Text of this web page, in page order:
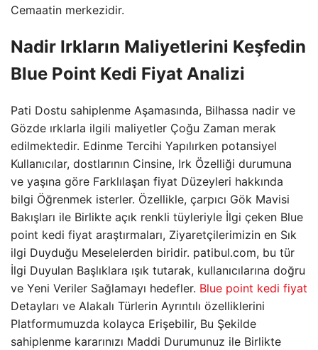
Cemaatin merkezidir.
Nadir Irkların Maliyetlerini Keşfedin
Blue Point Kedi Fiyat Analizi
Pati Dostu sahiplenme Aşamasında, Bilhassa nadir ve
Gözde ırklarla ilgili maliyetler Çoğu Zaman merak
edilmektedir. Edinme Tercihi Yapılırken potansiyel
Kullanıcılar, dostlarının Cinsine, Irk Özelliği durumuna
ve yaşına göre Farklılaşan fiyat Düzeyleri hakkında
bilgi Öğrenmek isterler. Özellikle, çarpıcı Gök Mavisi
Bakışları ile Birlikte açık renkli tüyleriyle İlgi çeken Blue
point kedi fiyat araştırmaları, Ziyaretçilerimizin en Sık
ilgi Duyduğu Meselelerden biridir. patibul.com, bu tür
İlgi Duyulan Başlıklara ışık tutarak, kullanıcılarına doğru
ve Yeni Veriler Sağlamayı hedefler. Blue point kedi fiyat
Detayları ve Alakalı Türlerin Ayrıntılı özelliklerini
Platformumuzda kolayca Erişebilir, Bu Şekilde
sahiplenme kararınızı Maddi Durumunuz ile Birlikte